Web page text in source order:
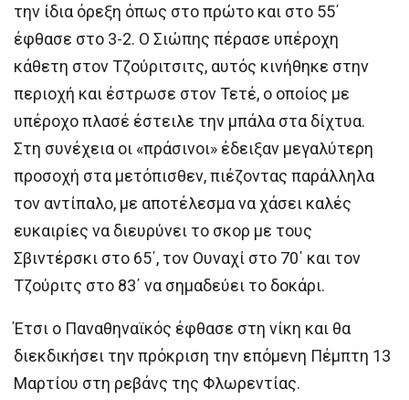
την ίδια όρεξη όπως στο πρώτο και στο 55΄
έφθασε στο 3-2. Ο Σιώπης πέρασε υπέροχη
κάθετη στον Τζούριτσιτς, αυτός κινήθηκε στην
περιοχή και έστρωσε στον Τετέ, ο οποίος με
υπέροχο πλασέ έστειλε την μπάλα στα δίχτυα.
Στη συνέχεια οι «πράσινοι» έδειξαν μεγαλύτερη
προσοχή στα μετόπισθεν, πιέζοντας παράλληλα
τον αντίπαλο, με αποτέλεσμα να χάσει καλές
ευκαιρίες να διευρύνει το σκορ με τους
Σβιντέρσκι στο 65΄, τον Ουναχί στο 70΄ και τον
Τζούριτς στο 83΄ να σημαδεύει το δοκάρι.
Έτσι ο Παναθηναϊκός έφθασε στη νίκη και θα
διεκδικήσει την πρόκριση την επόμενη Πέμπτη 13
Μαρτίου στη ρεβάνς της Φλωρεντίας.